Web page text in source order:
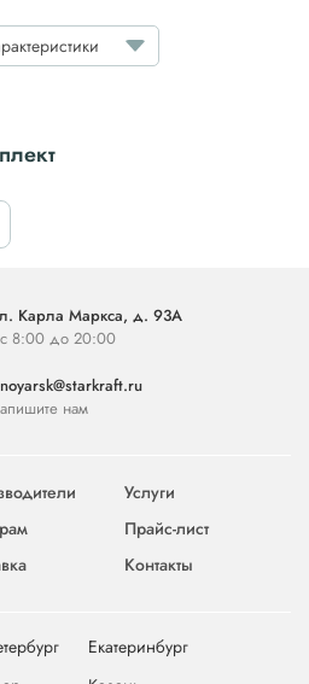
Карла Маркса, д. 93А
с 8:00 до 20:00
нам
Услуги
Прайс-лист
Контакты
Екатеринбург